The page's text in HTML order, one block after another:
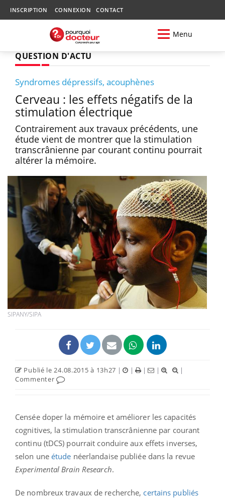
INSCRIPTION CONNEXION CONTACT
Menu
QUESTION D'ACTU
Syndromes dépressifs, acouphènes
Cerveau : les effets négatifs de la
stimulation électrique
Contrairement aux travaux précédents, une
étude vient de montrer que la stimulation
transcrânienne par courant continu pourrait
altérer la mémoire.
SIPANY/SIPA
Publié le 24.08.2015 à 13h27 | | | |
|
Commenter
Censée doper la mémoire et améliorer les capacités
cognitives, la stimulation transcrânienne par courant
continu (tDCS) pourrait conduire aux effets inverses,
selon une étude néerlandaise publiée dans la revue
Experimental Brain Research.
De nombreux travaux de recherche, certains publiés